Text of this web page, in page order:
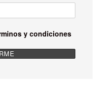
y condiciones